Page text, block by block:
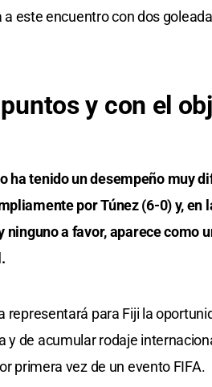
a este encuentro con dos
y con el
ha tenido un desempeño muy
por Túnez (6-0) y, en
ninguno a favor, aparece como
representará para Fiji la
y de acumular rodaje
primera vez de un evento FIFA.